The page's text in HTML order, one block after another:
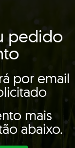
pedido
por email
mais
abaixo.